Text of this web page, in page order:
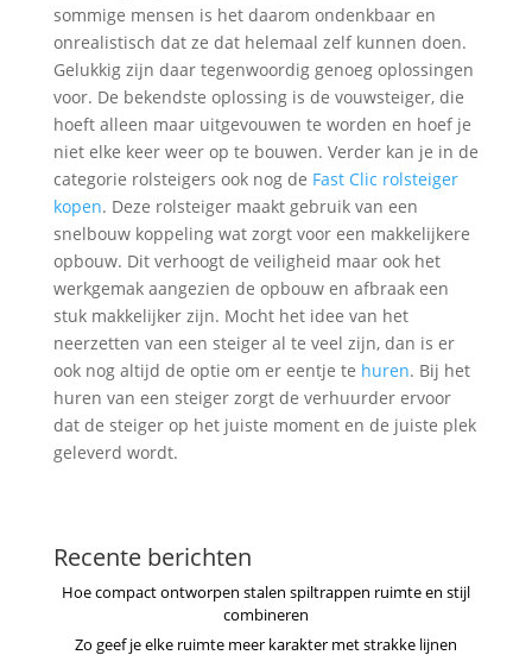
sommige mensen is het daarom ondenkbaar en
onrealistisch dat ze dat helemaal zelf kunnen doen.
Gelukkig zijn daar tegenwoordig genoeg oplossingen
voor. De bekendste oplossing is de vouwsteiger, die
hoeft alleen maar uitgevouwen te worden en hoef je
niet elke keer weer op te bouwen. Verder kan je in de
categorie rolsteigers ook nog de Fast Clic rolsteiger
kopen. Deze rolsteiger maakt gebruik van een
snelbouw koppeling wat zorgt voor een makkelijkere
opbouw. Dit verhoogt de veiligheid maar ook het
werkgemak aangezien de opbouw en afbraak een
stuk makkelijker zijn. Mocht het idee van het
neerzetten van een steiger al te veel zijn, dan is er
ook nog altijd de optie om er eentje te huren. Bij het
huren van een steiger zorgt de verhuurder ervoor
dat de steiger op het juiste moment en de juiste plek
geleverd wordt.
Recente berichten
Hoe compact ontworpen stalen spiltrappen ruimte en stijl
combineren
Zo geef je elke ruimte meer karakter met strakke lijnen